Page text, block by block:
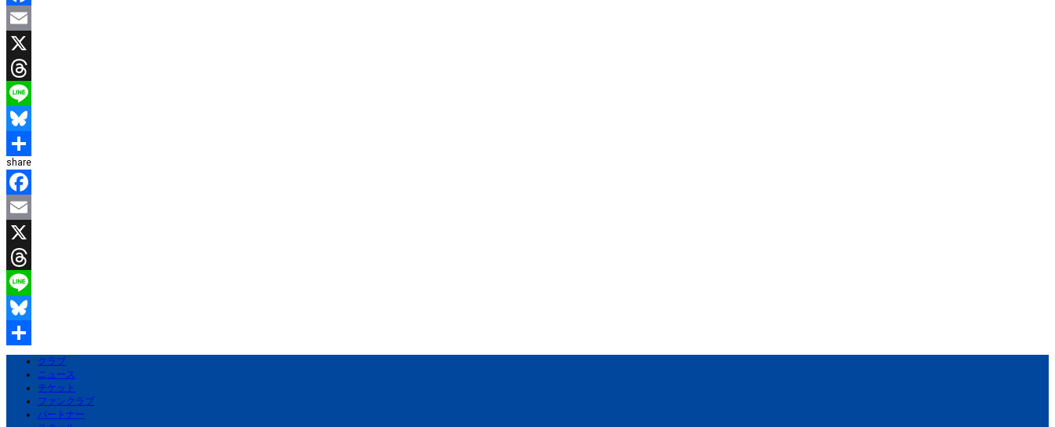
Facebook
Email
X
Threads
Line
Bluesky
共
有
share
Facebook
Email
X
Threads
Line
Bluesky
共
クラブ
ニュース
チケット
ファンクラブ
パートナー